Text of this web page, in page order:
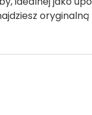
oryginalną